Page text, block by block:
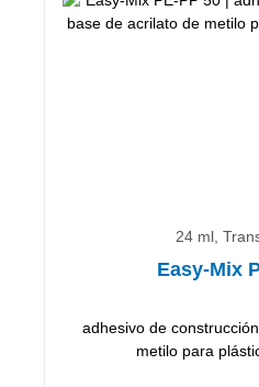
24 ml,
Easy-Mix
adhesivo de
metilo para